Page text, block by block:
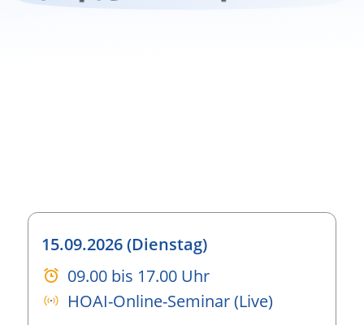
15.09.2026 (Dienstag)
09.00 bis 17.00 Uhr
HOAI-Online-Seminar (Live)